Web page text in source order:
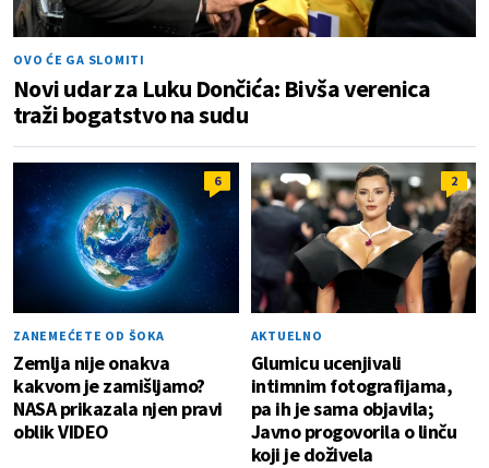
OVO ĆE GA SLOMITI
Novi udar za Luku Dončića: Bivša verenica
traži bogatstvo na sudu
6
ZANEMEĆETE OD ŠOKA
Zemlja nije onakva
kakvom je zamišljamo?
NASA prikazala njen pravi
oblik VIDEO
2
AKTUELNO
Glumicu ucenjivali
intimnim fotografijama,
pa ih je sama objavila;
Javno progovorila o linču
koji je doživela